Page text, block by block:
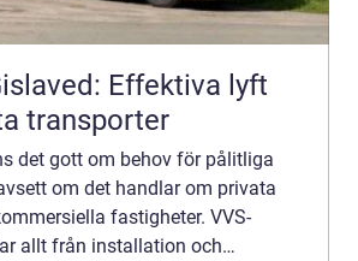
Effektiva lyft
transporter
det gott om behov för pålitliga
om det handlar om privata
fastigheter. VVS-
allt från installation och